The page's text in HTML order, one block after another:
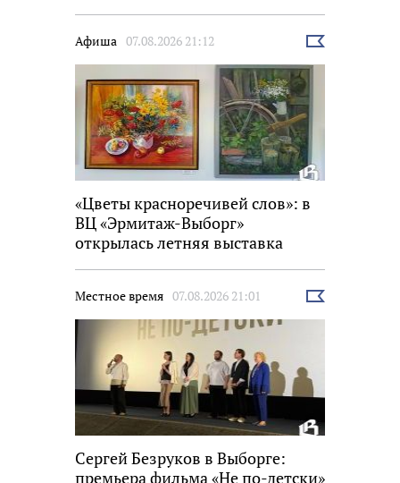
Афиша 07.08.2026 21:12
Выбрать
«Цветы красноречивей слов»: в
ВЦ «Эрмитаж-Выборг»
открылась летняя выставка
Местное время 07.08.2026 21:01
Выбрать
Сергей Безруков в Выборге:
премьера фильма «Не по-детски»